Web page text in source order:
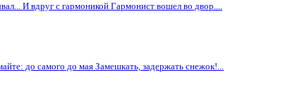
И вдруг с гармоникой Гармонист вошел во двор....
до самого до мая Замешкать, задержать снежок!...